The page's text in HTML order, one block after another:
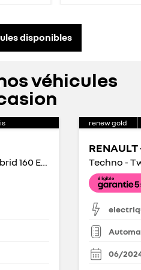
disponibles
véhicules
R.S. line - Captur mild hybrid 160 EDC R.S. line
renew gold
Techno -
06/